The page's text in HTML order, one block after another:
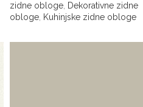
zidne obloge Dekorativne zidne
obloge Kuhinjske zidne obloge